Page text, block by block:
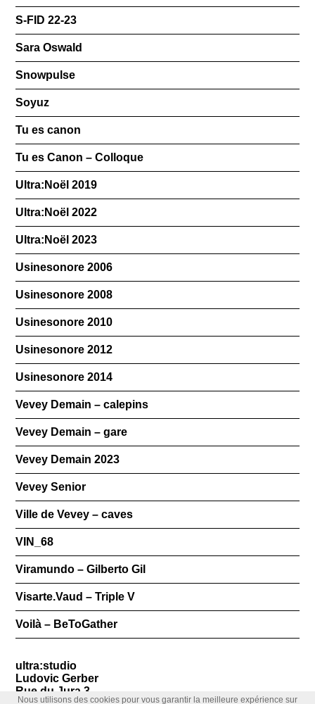
S-FID 22-23
Sara Oswald
Snowpulse
Soyuz
Tu es canon
Tu es Canon – Colloque
Ultra:Noël 2019
Ultra:Noël 2022
Ultra:Noël 2023
Usinesonore 2006
Usinesonore 2008
Usinesonore 2010
Usinesonore 2012
Usinesonore 2014
Vevey Demain – calepins
Vevey Demain – gare
Vevey Demain 2023
Vevey Senior
Ville de Vevey – caves
VIN_68
Viramundo – Gilberto Gil
Visarte.Vaud – Triple V
Voilà – BeToGather
ultra:studio
Ludovic Gerber
Rue du Jura 3
Nous utilisons des cookies pour vous garantir la meilleure expérience sur